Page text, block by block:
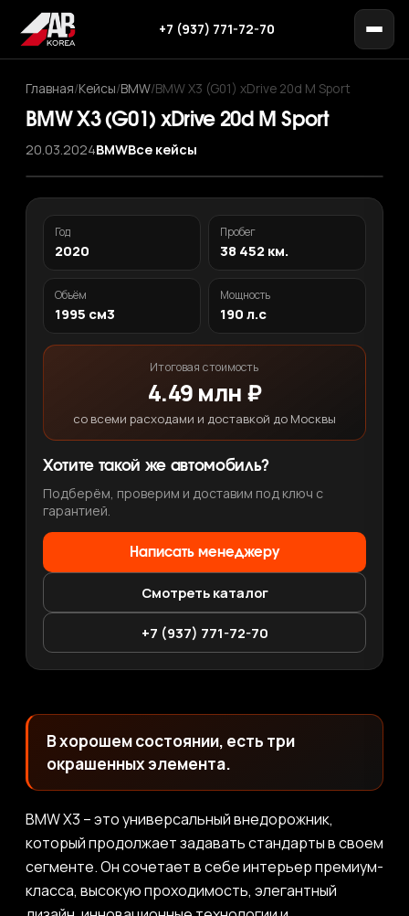
+7 (937) 771-72-70
Главная/Кейсы/BMW/BMW X3 (G01) xDrive 20d M Sport
BMW X3 (G01) xDrive 20d M Sport
20.03.2024BMWВсе кейсы
Год
2020
Пробег
38 452 км.
Объём
1995 см3
Мощность
190 л.с
Итоговая стоимость
4.49 млн ₽
со всеми расходами и доставкой до Москвы
Хотите такой же автомобиль?
Подберём, проверим и доставим под ключ с
гарантией.
Написать менеджеру
Смотреть каталог
+7 (937) 771-72-70
В хорошем состоянии, есть три
окрашенных элемента.
BMW X3 – это универсальный внедорожник,
который продолжает задавать стандарты в своем
сегменте. Он сочетает в себе интерьер премиум-
класса, высокую проходимость, элегантный